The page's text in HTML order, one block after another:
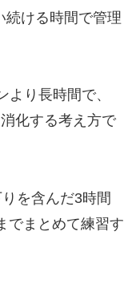
続ける時間で管理
り長時間で、
化する考え方で
を含んだ3時間
でまとめて練習す